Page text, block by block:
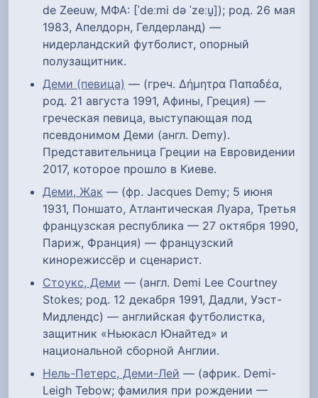
de Zeeuw, МФА: [ˈdeːmi də ˈzeːu̯]); род. 26 мая
1983, Апелдорн, Гелдерланд) —
нидерландский футболист, опорный
полузащитник.
Деми (певица) — (греч. Δήμητρα Παπαδέα,
род. 21 августа 1991, Афины, Греция) —
греческая певица, выступающая под
псевдонимом Деми (англ. Demy).
Представительница Греции на Евровидении
2017, которое прошло в Киеве.
Деми, Жак — (фр. Jacques Demy; 5 июня
1931, Поншато, Атлантическая Луара, Третья
французская республика — 27 октября 1990,
Париж, Франция) — французский
кинорежиссёр и сценарист.
Стоукс, Деми — (англ. Demi Lee Courtney
Stokes; род. 12 декабря 1991, Дадли, Уэст-
Мидлендс) — английская футболистка,
защитник «Ньюкасл Юнайтед» и
национальной сборной Англии.
Нель-Петерс, Деми-Лей — (африк. Demi-
Leigh Tebow; фамилия при рождении —